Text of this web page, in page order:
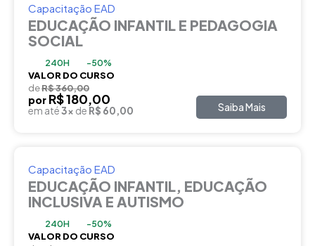
Capacitação EAD
EDUCAÇÃO INFANTIL E PEDAGOGIA
SOCIAL
240H -50%
VALOR DO CURSO
deR$ 360,00
por R$ 180,00
em até3x de R$ 60,00 Saiba Mais
Capacitação EAD
EDUCAÇÃO INFANTIL, EDUCAÇÃO
INCLUSIVA E AUTISMO
240H -50%
VALOR DO CURSO